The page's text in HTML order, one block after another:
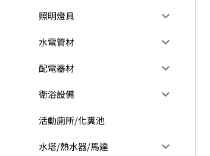
照明燈具
水電管材
配電器材
衛浴設備
活動廁所/化糞池
水塔/熱水器/馬達